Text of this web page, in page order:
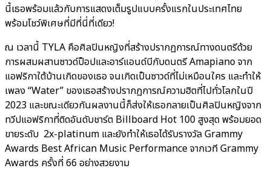
นี้เธอพร้อมแล้วกับการแสดงเต็มรูปแบบครั้งแรกในประเทศไทย
พร้อมโชว์พิเศษที่มีที่นี่ที่เดียว!
ณ เวลานี้ TYLA คือศิลปินหญิงที่สร้างปรากฏการณ์ทางดนตรีด้วย
การผสมผสานซาวด์ป็อปและอาร์แอนด์บีกับดนตรี Amapiano จาก
แอฟริกาใต้บ้านเกิดของเธอ จนเกิดเป็นซาวด์ที่ไม่เหมือนใคร และทำให้
เพลง “Water” ของเธอสร้างปรากฏการณ์ความฮิตที่ไปทั่วโลกในปี
2023 และขณะเดียวกันผลงานนี้ก็ส่งให้เธอกลายเป็นศิลปินหญิงจาก
ทวีปแอฟริกาที่ติดอันดับชาร์ต Billboard Hot 100 สูงสุด พร้อมยอด
ขายระดับ 2x-platinum และยังทำให้เธอได้รับรางวัล Grammy
Awards Best African Music Performance จากเวที Grammy
Awards ครั้งที่ 66 อย่างสวยงาม